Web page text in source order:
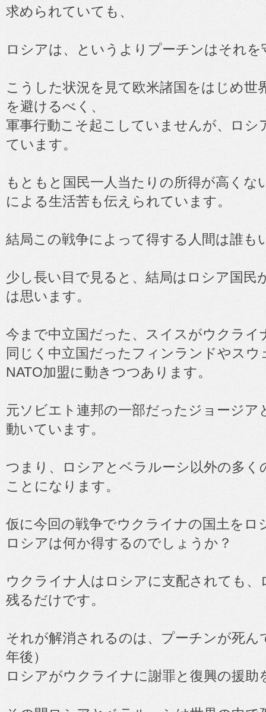
求められていても、
ロシアは、というよりプーチンはそれ
こうした状況を見て欧米諸国をはじめ世
を避けるべく、
軍事行動こそ起こしていませんが、ロシ
ています。
もともと国民一人当たりの所得が高くな
による生活苦も伝えられています。
結局この戦争によって得する人間は誰も
少し長い目で見ると、結局はロシア国民
は思います。
今まで中立国だった、スイスがウクライ
同じく中立国だったフィンランドやスウ
NATO加盟に動きつつあります。
元ソビエト連邦の一部だったジョージア
動いています。
つまり、ロシアとベラルーシ以外の多く
ことになります。
仮に今回の戦争でウクライナの国土をロ
ロシアは何か得するのでしょうか？
ウクライナ人はロシアに支配されても
残るだけです。
それが解消されるのは、プーチンが死ん
年後）
ロシアがウクライナに謝罪と復興の援